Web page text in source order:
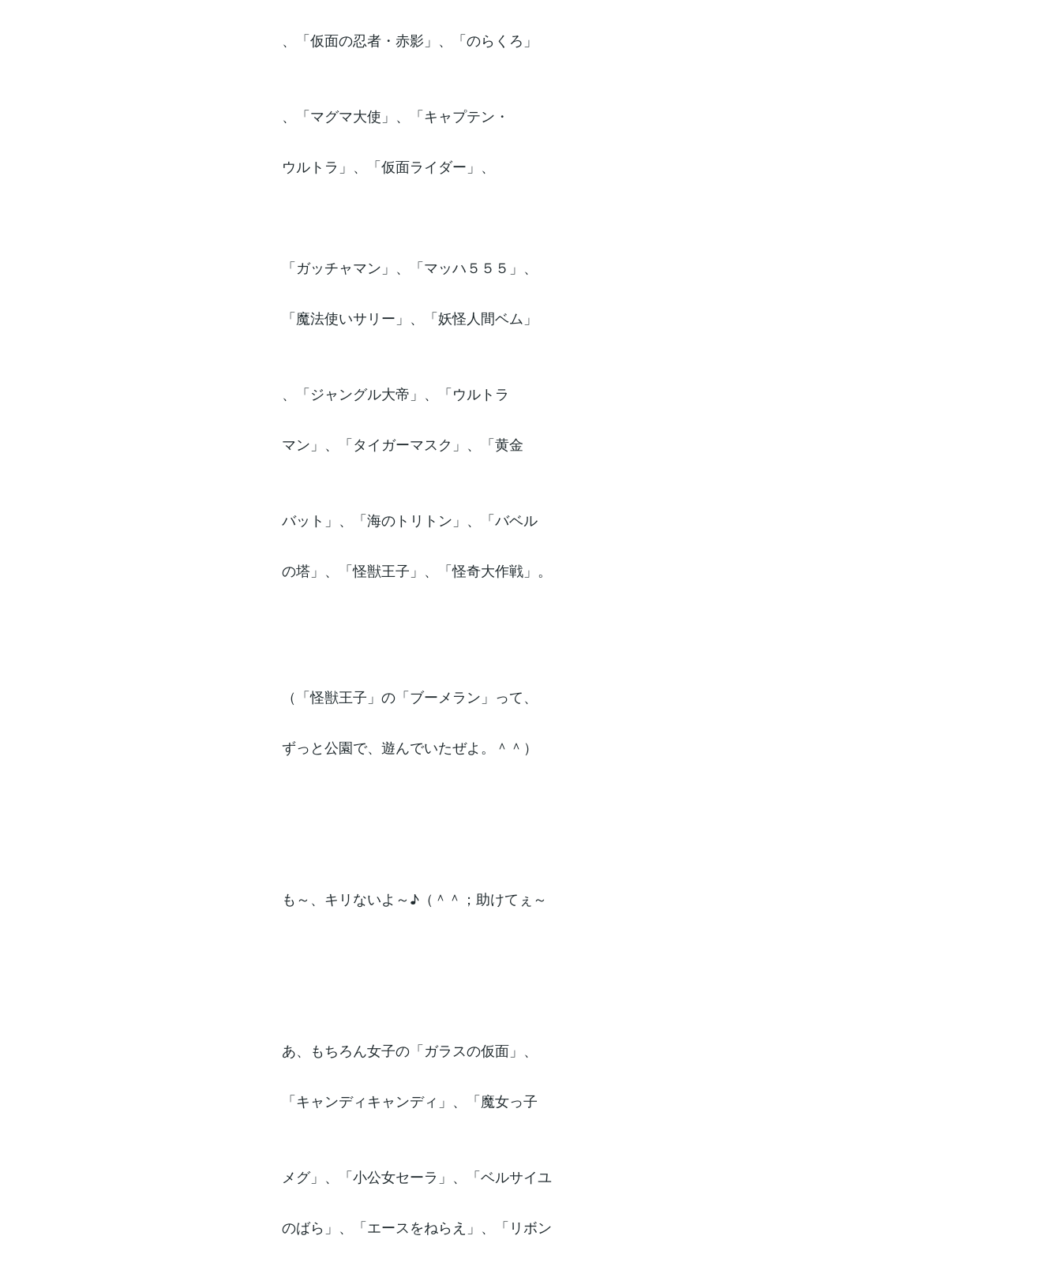
、「仮面の忍者・赤影」、「のらくろ」
、「マグマ大使」、「キャプテン・
ウルトラ」、「仮面ライダー」、
「ガッチャマン」、「マッハ５５５」、
「魔法使いサリー」、「妖怪人間ベム」
、「ジャングル大帝」、「ウルトラ
マン」、「タイガーマスク」、「黄金
バット」、「海のトリトン」、「バベル
の塔」、「怪獣王子」、「怪奇大作戦」。
（「怪獣王子」の「ブーメラン」って、
ずっと公園で、遊んでいたぜよ。＾＾）
も～、キリないよ～♪（＾＾；助けてぇ～
あ、もちろん女子の「ガラスの仮面」、
「キャンディキャンディ」、「魔女っ子
メグ」、「小公女セーラ」、「ベルサイユ
のばら」、「エースをねらえ」、「リボン